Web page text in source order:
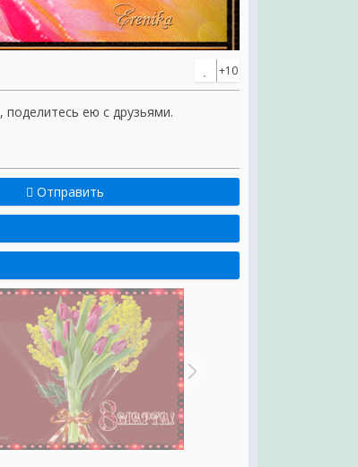
+10
, поделитесь ею с друзьями.
Отправить